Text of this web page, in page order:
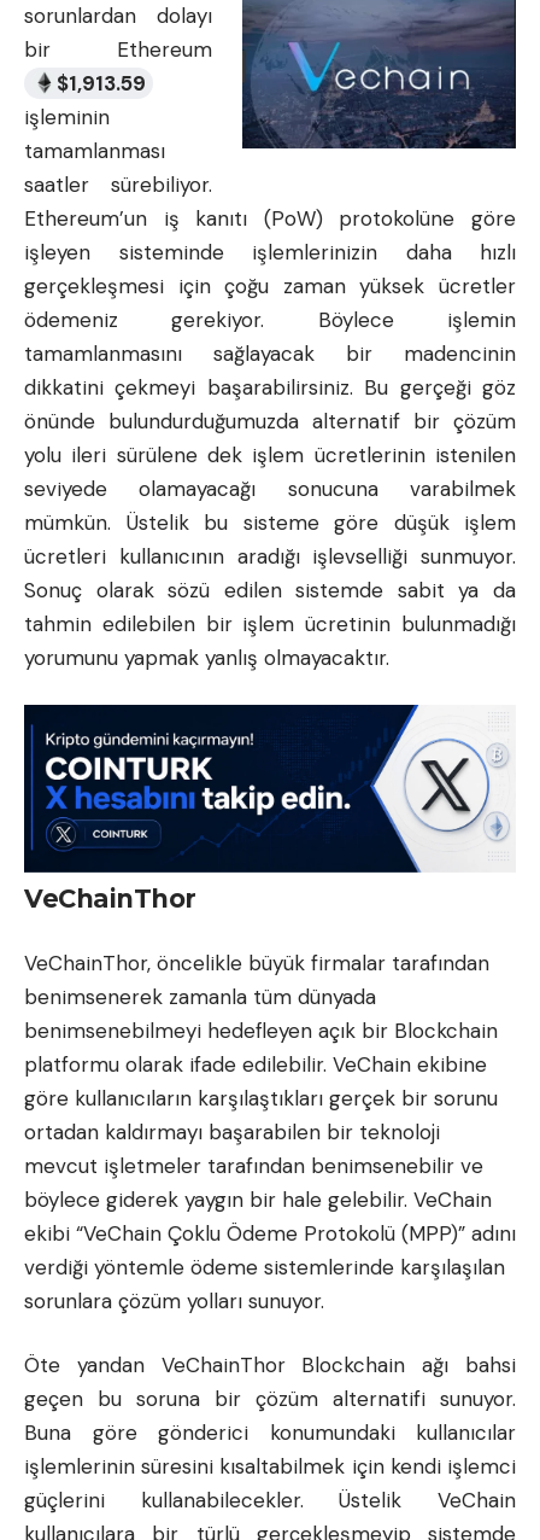
sorunlardan dolayı
bir Ethereum
$1,913.59
işleminin
tamamlanması
saatler sürebiliyor.
Ethereum’un iş kanıtı (PoW) protokolüne göre
işleyen sisteminde işlemlerinizin daha hızlı
gerçekleşmesi için çoğu zaman yüksek ücretler
ödemeniz gerekiyor. Böylece işlemin
tamamlanmasını sağlayacak bir madencinin
dikkatini çekmeyi başarabilirsiniz. Bu gerçeği göz
önünde bulundurduğumuzda alternatif bir çözüm
yolu ileri sürülene dek işlem ücretlerinin istenilen
seviyede olamayacağı sonucuna varabilmek
mümkün. Üstelik bu sisteme göre düşük işlem
ücretleri kullanıcının aradığı işlevselliği sunmuyor.
Sonuç olarak sözü edilen sistemde sabit ya da
tahmin edilebilen bir işlem ücretinin bulunmadığı
yorumunu yapmak yanlış olmayacaktır.
VeChainThor
VeChainThor, öncelikle büyük firmalar tarafından
benimsenerek zamanla tüm dünyada
benimsenebilmeyi hedefleyen açık bir Blockchain
platformu olarak ifade edilebilir. VeChain ekibine
göre kullanıcıların karşılaştıkları gerçek bir sorunu
ortadan kaldırmayı başarabilen bir teknoloji
mevcut işletmeler tarafından benimsenebilir ve
böylece giderek yaygın bir hale gelebilir. VeChain
ekibi “VeChain Çoklu Ödeme Protokolü (MPP)” adını
verdiği yöntemle ödeme sistemlerinde karşılaşılan
sorunlara çözüm yolları sunuyor.
Öte yandan VeChainThor Blockchain ağı bahsi
geçen bu soruna bir çözüm alternatifi sunuyor.
Buna göre gönderici konumundaki kullanıcılar
işlemlerinin süresini kısaltabilmek için kendi işlemci
güçlerini kullanabilecekler. Üstelik VeChain
kullanıcılara bir türlü gerçekleşmeyip sistemde